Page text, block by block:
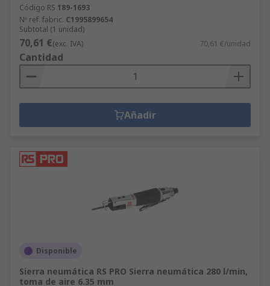
Código RS 189-1693
Nº ref. fabric. C1995899654
Subtotal (1 unidad)
70,61 €(exc. IVA) 70,61 €/unidad
Cantidad
Añadir
Disponible
Sierra neumática RS PRO Sierra neumática 280 l/min,
toma de aire 6.35 mm